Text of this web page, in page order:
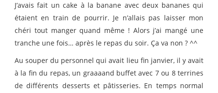
J’avais fait un cake à la banane avec deux bananes qui
étaient en train de pourrir. Je n’allais pas laisser mon
chéri tout manger quand même ! Alors j’ai mangé une
tranche une fois… après le repas du soir. Ça va non ? ^^
Au souper du personnel qui avait lieu fin janvier, il y avait
à la fin du repas, un graaaand buffet avec 7 ou 8 terrines
de différents desserts et pâtisseries. En temps normal